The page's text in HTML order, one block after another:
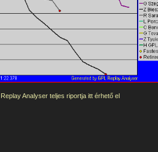
Analyser teljes riportja itt érhető el